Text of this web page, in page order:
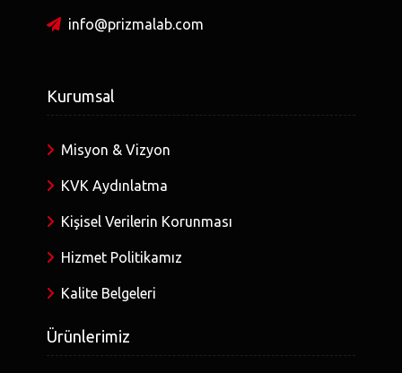
info@prizmalab.com
Kurumsal
Misyon & Vizyon
KVK Aydınlatma
Kişisel Verilerin Korunması
Hizmet Politikamız
Kalite Belgeleri
Ürünlerimiz